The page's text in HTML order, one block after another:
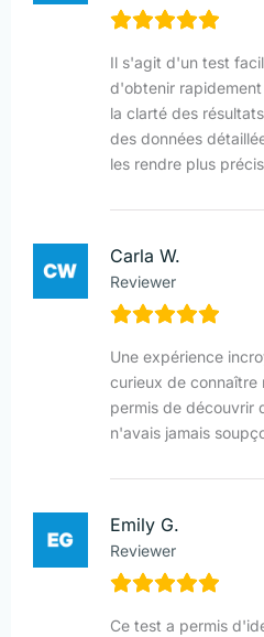
Il s'agit d'un test
d'obtenir
la clarté des
des données
les rendre plus
Carla W.
Reviewer
Une expérience
curieux de connaître
permis de découvrir
n'avais jamais
Emily G.
Reviewer
Ce test a permis